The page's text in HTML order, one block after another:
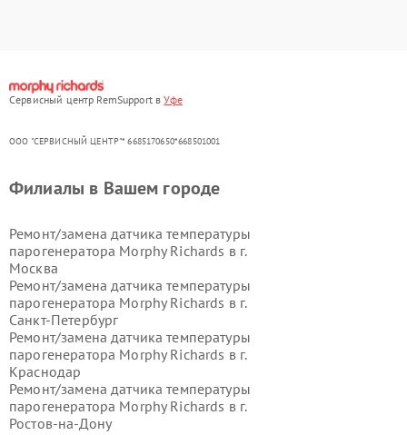
Сервисный центр RemSupport вУфе
ООО "СЕРВИСНЫЙ ЦЕНТР"* 6685170650*668501001
Филиалы в Вашем городе
Ремонт/замена датчика температуры
парогенератора Morphy Richards в г.
Москва
Ремонт/замена датчика температуры
парогенератора Morphy Richards в г.
Санкт-Петербург
Ремонт/замена датчика температуры
парогенератора Morphy Richards в г.
Краснодар
Ремонт/замена датчика температуры
парогенератора Morphy Richards в г.
Ростов-на-Дону